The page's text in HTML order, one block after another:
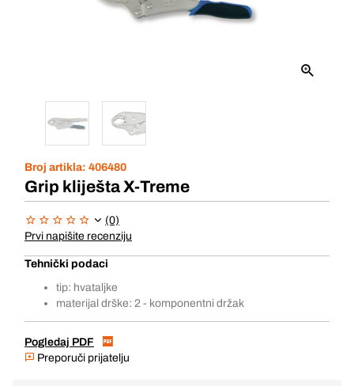
Broj artikla: 406480
Grip kliješta X-Treme
(0)
Prvi napišite recenziju
Tehnički podaci
tip: hvataljke
materijal drške: 2 - komponentni držak
Pogledaj PDF
Preporuči prijatelju